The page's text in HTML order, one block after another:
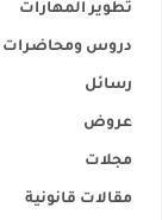
تطوير المهارات
دروس ومحاضرات
رسائل
عروض
مجلات
مقالات قانونية